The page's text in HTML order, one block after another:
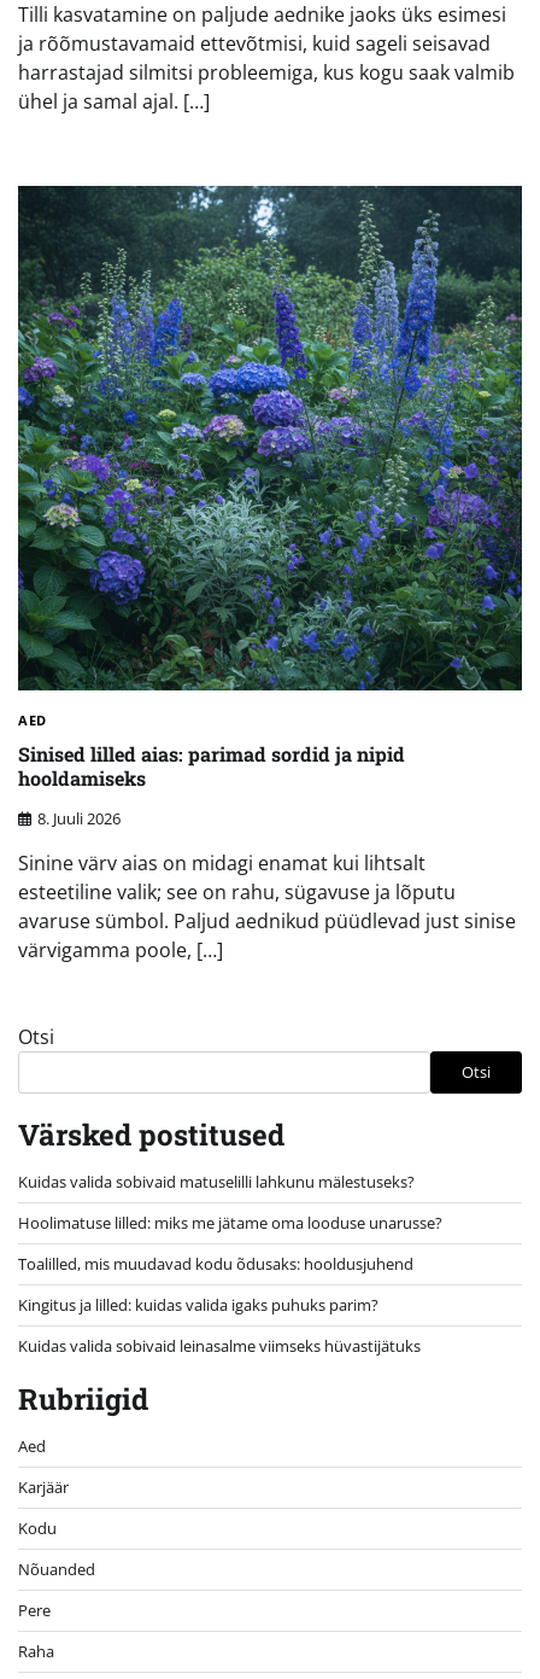
Tilli kasvatamine on paljude aednike jaoks üks esimesi
ja rõõmustavamaid ettevõtmisi, kuid sageli seisavad
harrastajad silmitsi probleemiga, kus kogu saak valmib
ühel ja samal ajal. […]
AED
Sinised lilled aias: parimad sordid ja nipid
hooldamiseks
8. Juuli 2026
Sinine värv aias on midagi enamat kui lihtsalt
esteetiline valik; see on rahu, sügavuse ja lõputu
avaruse sümbol. Paljud aednikud püüdlevad just sinise
värvigamma poole, […]
Otsi
Otsi
Värsked postitused
Kuidas valida sobivaid matuselilli lahkunu mälestuseks?
Hoolimatuse lilled: miks me jätame oma looduse unarusse?
Toalilled, mis muudavad kodu õdusaks: hooldusjuhend
Kingitus ja lilled: kuidas valida igaks puhuks parim?
Kuidas valida sobivaid leinasalme viimseks hüvastijätuks
Rubriigid
Aed
Karjäär
Kodu
Nõuanded
Pere
Raha